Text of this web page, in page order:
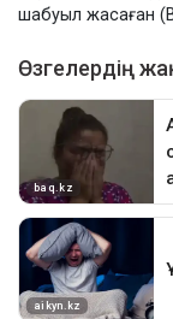
шабуыл жасаған